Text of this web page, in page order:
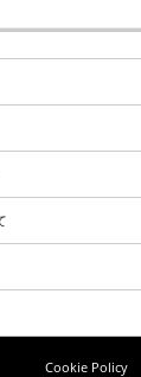
Cookie Policy